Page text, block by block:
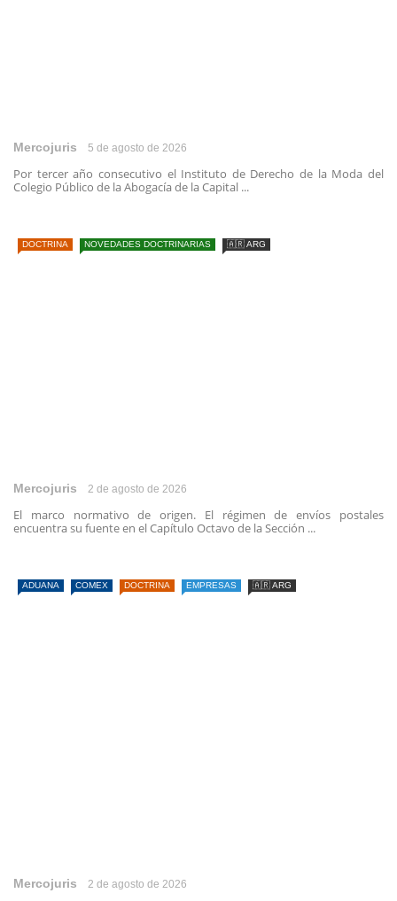
Mercojuris 5 de agosto de 2026
Por tercer año consecutivo el Instituto de Derecho de la Moda del
Colegio Público de la Abogacía de la Capital ...
DOCTRINA NOVEDADES DOCTRINARIAS 🇦🇷 ARG
Mercojuris 2 de agosto de 2026
El marco normativo de origen. El régimen de envíos postales
encuentra su fuente en el Capítulo Octavo de la Sección ...
ADUANA COMEX DOCTRINA EMPRESAS 🇦🇷 ARG
Mercojuris 2 de agosto de 2026